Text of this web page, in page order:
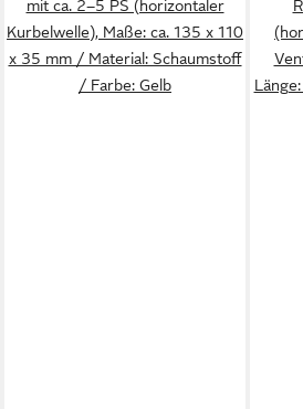
mit ca. 2–5 PS (horizontaler
Kurbelwelle), Maße: ca. 135 x 110
x 35 mm / Material: Schaumstoff
/ Farbe: Gelb